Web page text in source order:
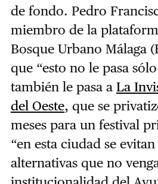
de fondo. Pedro
miembro de la
Bosque Urbano Málaga
que “esto no le pasa
también le pasa a La
del Oeste, que se
meses para un festival
“en esta ciudad se
alternativas que no